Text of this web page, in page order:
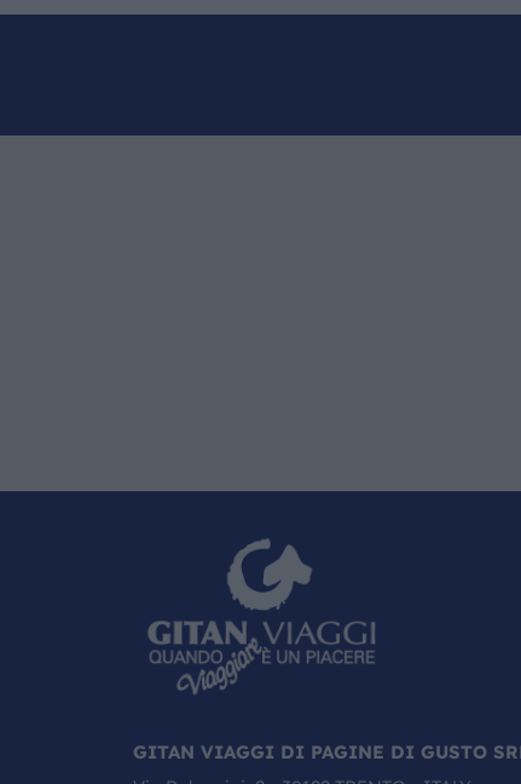
GITAN VIAGGI DI PAGINE DI GUSTO